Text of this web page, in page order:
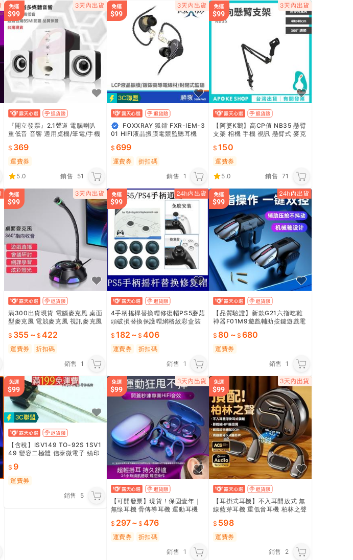
『開立發票』2.1聲道 電腦喇叭
重低音 音響 適用桌機/筆電/手機
喇叭 禮物
369
運費券
5.0
銷售 51
FOXXRAY 狐鐳 FXR-IEM-3
01 HIFI液晶振膜電競監聽耳機
699
運費券
折扣碼
銷售 1
【阿婆K鵝】高CP值 NB35 懸臂
支架 相機 手機 視訊 懸臂式 麥克
NB39
150
運費券
5.0
銷售 71
滿300出貨現貨 電腦麥克風 桌面
型麥克風 電競麥克風 視訊麥克風
議網課視頻電競遊戲語音
355 ~ 422
運費券
折扣碼
銷售
1
4手柄搖桿替換帽修復帽PS5蘑菇
頭破損替換保護帽網格紋彩盒裝
合集
182 ~ 406
運費券
折扣碼
銷售 1
【品質驗證】新款G21六指吃雞
神器F01M9遊戲輔助按鍵遊戲電
C 遊戲 手機遊戲 電玩合
80 ~ 680
運費券
銷售
1
【含稅】ISV149 TO-92S 1SV1
49 變容二極體 信泰微電子 絲印
9
運費券
銷售
5
【可開發票】現貨！保固壹年｜
無缐耳機 骨傳導耳機 運動耳機
機 HIFi 遊戲耳機
297~ 476
運費券
折扣碼
銷售 1
【耳掛式耳機】不入耳開放式 無
線藍芽耳機 重低音耳機 柏林之聲
耳設計 運動戶外通話 穩固
598
運費券
銷售
2